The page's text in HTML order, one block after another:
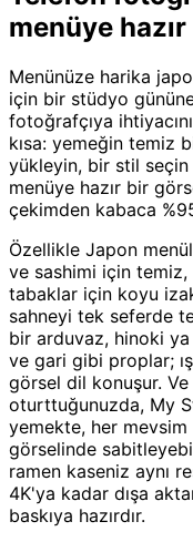
menüye
Menünüze harika
için bir stüdyo
fotoğrafçıya
kısa: yemeğin temiz
yükleyin, bir stil seçin
menüye hazır bir
çekimden kabaca
Özellikle Japon
ve sashimi için
tabaklar için koyu
sahneyi tek seferde
bir arduvaz, hinoki
ve gari gibi proplar;
görsel dil konuşur. Ve
oturttuğunuzda, My
yemekte, her
görselinde
ramen kaseniz aynı
4K'ya kadar dışa
baskıya hazırdır.